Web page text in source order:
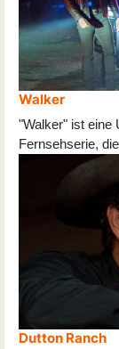
Walker
"Walker" ist eine
Fernsehserie,
Dutton Ranch